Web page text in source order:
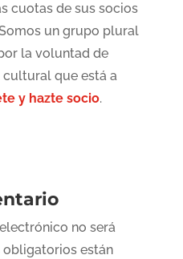
cuotas de sus socios
un grupo plural
la voluntad de
que está a
y hazte socio.
no será
obligatorios están